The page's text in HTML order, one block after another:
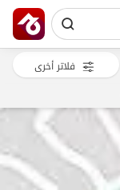
فلاتر أخرى